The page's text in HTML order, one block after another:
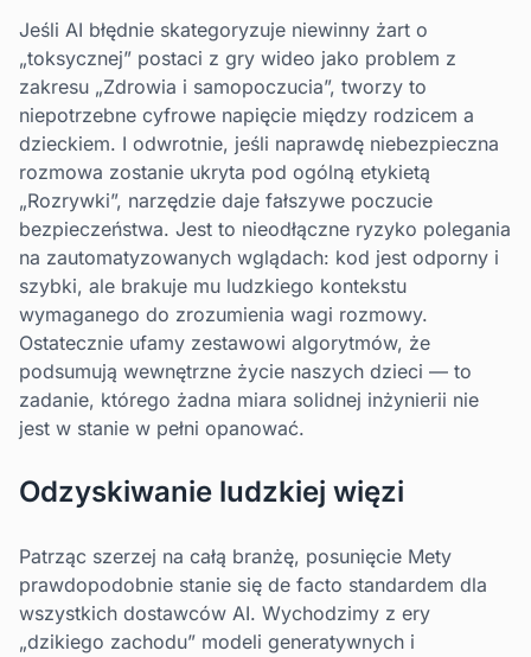
Jeśli AI błędnie skategoryzuje niewinny żart o
„toksycznej” postaci z gry wideo jako problem z
zakresu „Zdrowia i samopoczucia”, tworzy to
niepotrzebne cyfrowe napięcie między rodzicem a
dzieckiem. I odwrotnie, jeśli naprawdę niebezpieczna
rozmowa zostanie ukryta pod ogólną etykietą
„Rozrywki”, narzędzie daje fałszywe poczucie
bezpieczeństwa. Jest to nieodłączne ryzyko polegania
na zautomatyzowanych wglądach: kod jest odporny i
szybki, ale brakuje mu ludzkiego kontekstu
wymaganego do zrozumienia wagi rozmowy.
Ostatecznie ufamy zestawowi algorytmów, że
podsumują wewnętrzne życie naszych dzieci — to
zadanie, którego żadna miara solidnej inżynierii nie
jest w stanie w pełni opanować.
Odzyskiwanie ludzkiej więzi
Patrząc szerzej na całą branżę, posunięcie Mety
prawdopodobnie stanie się de facto standardem dla
wszystkich dostawców AI. Wychodzimy z ery
„dzikiego zachodu” modeli generatywnych i